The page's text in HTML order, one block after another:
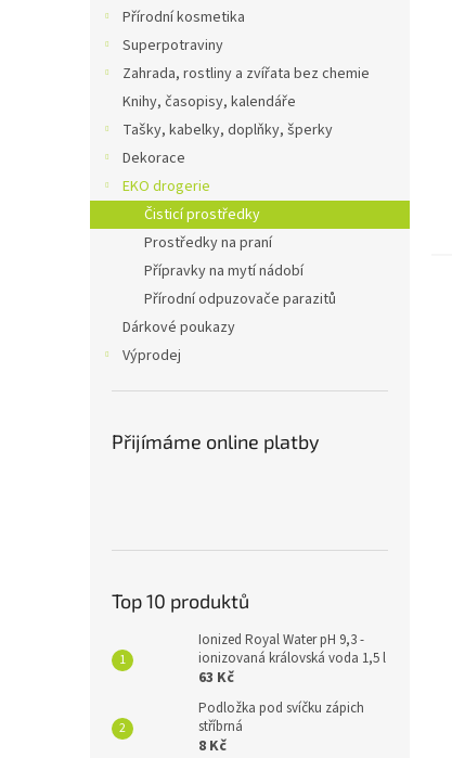
Přírodní kosmetika
Superpotraviny
Zahrada, rostliny a zvířata bez chemie
Knihy, časopisy, kalendáře
Tašky, kabelky, doplňky, šperky
Dekorace
EKO drogerie
Čisticí prostředky
Prostředky na praní
Přípravky na mytí nádobí
Přírodní odpuzovače parazitů
Dárkové poukazy
Výprodej
Přijímáme online platby
Top 10 produktů
Ionized Royal Water pH 9,3 -
ionizovaná královská voda 1,5 l
63 Kč
Podložka pod svíčku zápich
stříbrná
8 Kč